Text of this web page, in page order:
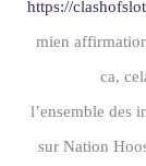
https://
mien
ca,
l’ensemble des
sur Nation